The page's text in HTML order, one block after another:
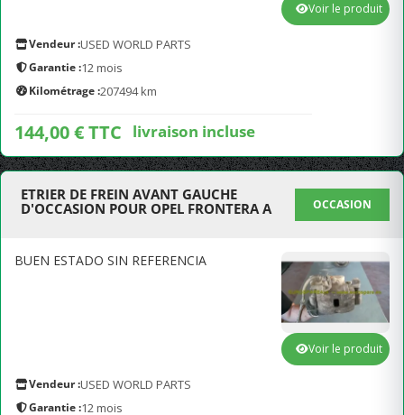
Vendeur :USED WORLD PARTS
Garantie :12 mois
Kilométrage :207494 km
144,00 € TTC livraison incluse
Voir le produit
ETRIER DE FREIN AVANT GAUCHE
D'OCCASION POUR OPEL FRONTERA A
OCCASION
BUEN ESTADO SIN REFERENCIA
Vendeur :USED WORLD PARTS
Garantie :12 mois
Voir le produit